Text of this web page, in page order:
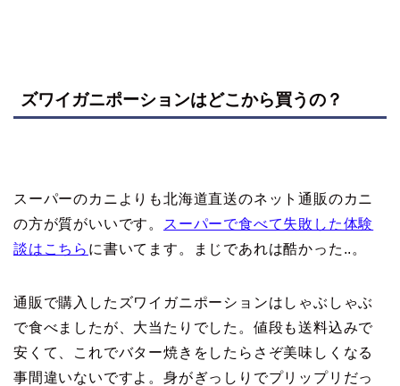
ズワイガニポーションはどこから買うの？
スーパーのカニよりも北海道直送のネット通販のカニ
の方が質がいいです。
スーパーで食べて失敗した体験
談はこちら に書いてます。まじであれは酷かった..。
通販で購入したズワイガニポーションはしゃぶしゃぶ
で食べましたが、大当たりでした。値段も送料込みで
安くて、これでバター焼きをしたらさぞ美味しくなる
事間違いないですよ。身がぎっしりでプリップリだっ